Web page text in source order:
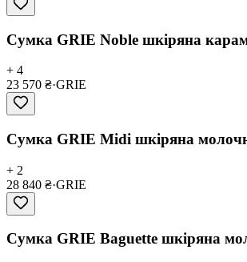
Сумка GRIE Noble шкіряна
+ 4
23 570 ₴·GRIE
Сумка GRIE Midi шкіряна
+ 2
28 840 ₴·GRIE
Сумка GRIE Baguette шкіряна